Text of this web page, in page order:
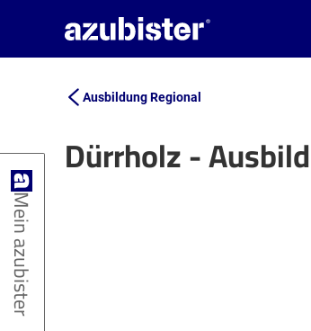
Ausbildung Regional
Dürrholz -
Mein azubister